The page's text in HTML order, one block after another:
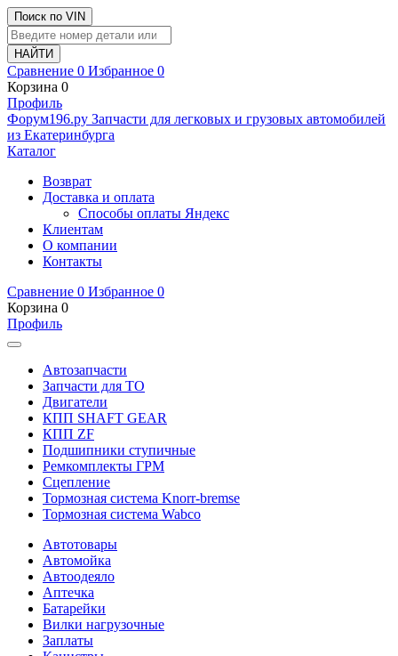
Поиск по VIN
Сравнение 0 Избранное 0
Корзина 0
Профиль
Фoрум196.ру Запчасти для легковых и грузовых автомобилей
из Екатеринбурга
Каталог
Возврат
Доставка и оплата
Способы оплаты Яндекс
Клиентам
О компании
Контакты
Сравнение 0 Избранное 0
Корзина 0
Профиль
Автозапчасти
Запчасти для ТО
Двигатели
КПП SHAFT GEAR
КПП ZF
Подшипники ступичные
Ремкомплекты ГРМ
Сцепление
Тормозная система Knorr-bremse
Тормозная система Wabco
Автотовары
Автомойка
Автоодеяло
Аптечка
Батарейки
Вилки нагрузочные
Заплаты